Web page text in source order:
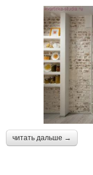
читать дальше →